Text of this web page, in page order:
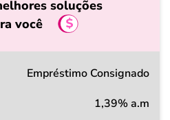
soluções
você
Empréstimo Consignado
1,39% a.m